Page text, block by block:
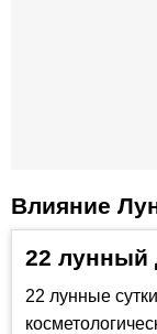
Влияние
22 лунный
22 лунные